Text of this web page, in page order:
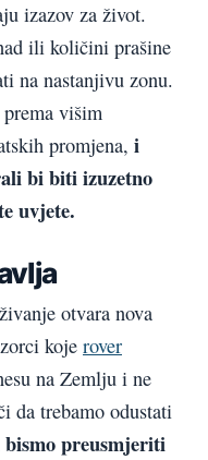
izazov za život.
ili količini prašine
na nastanjivu zonu.
višim
promjena, i
bi biti izuzetno
uvjete.
otvara nova
koje rover
na Zemlju i ne
da trebamo odustati
preusmjeriti